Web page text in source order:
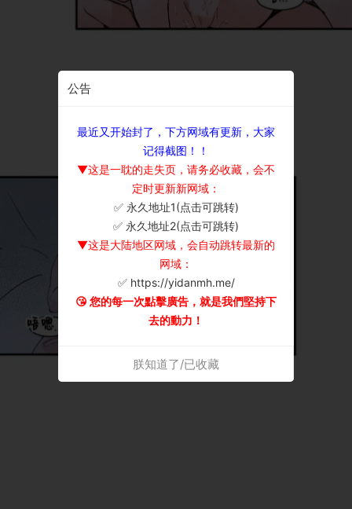
公告
最近又开始封了，下方网域有更新，大家
记得截图！！
▼这是一耽的走失页，请务必收藏，会不
定时更新新网域：
✅ 永久地址1(点击可跳转)
✅ 永久地址2(点击可跳转)
▼这是大陆地区网域，会自动跳转最新的
网域：
✅ https://yidanmh.me/
😘 您的每一次點擊廣告，就是我們堅持下
去的動力！
朕知道了/已收藏